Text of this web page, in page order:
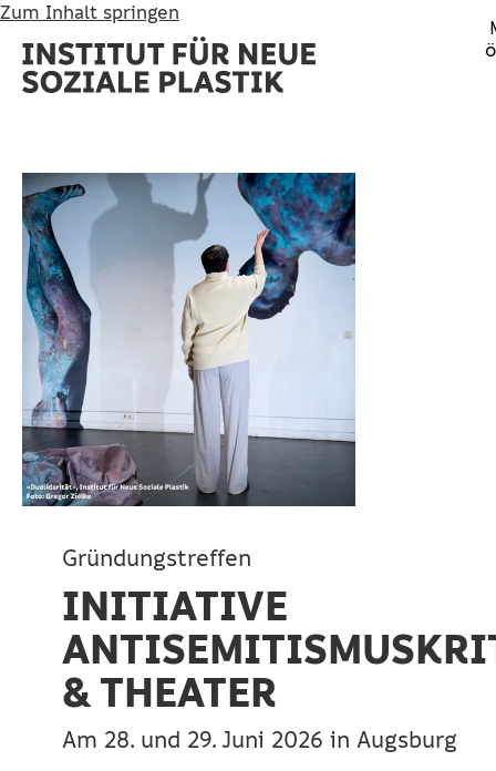
Zum Inhalt springen
Gründungstreffen
INITIATIVE
& THEATER
Am 28. und 29. Juni 2026 in Augsburg